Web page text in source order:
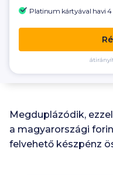
Platinum kártyával havi 4
Megduplázódik,
a magyarországi
felvehető készpénz